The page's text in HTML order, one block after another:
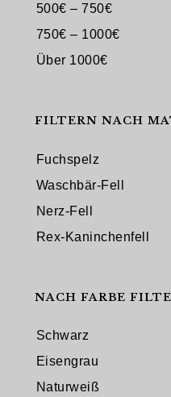
500€ – 750€
750€ – 1000€
Über 1000€
FILTERN NACH
Fuchspelz
Waschbär-Fell
Nerz-Fell
Rex-Kaninchenfell
NACH FARBE
Schwarz
Eisengrau
Naturweiß